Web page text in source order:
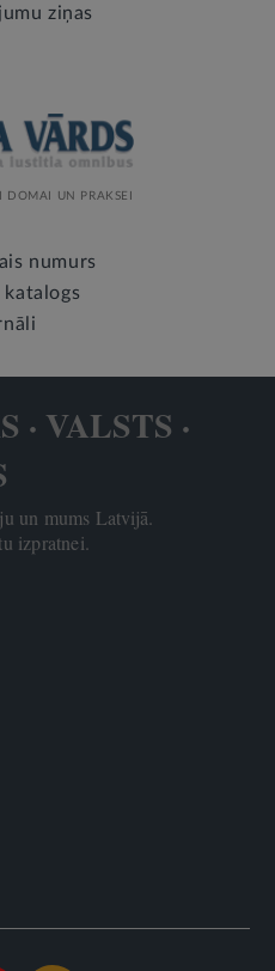
ziņas
DOMAI UN PRAKSEI
numurs
· VALSTS ·
un mums Latvijā.
izpratnei.